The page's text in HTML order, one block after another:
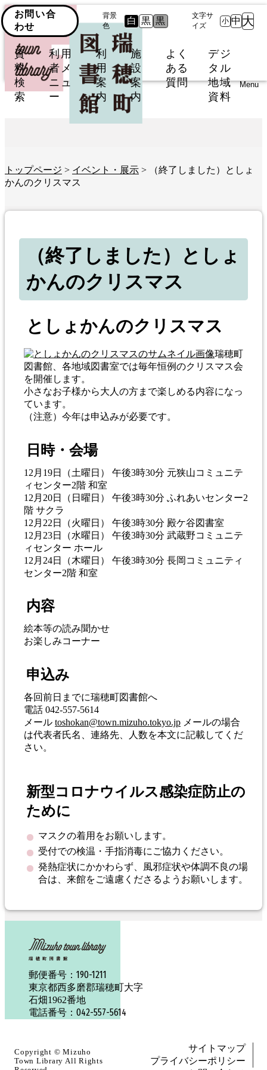
お問い合
わせ
背景
色
白 黒 黒
文字サ
イズ
小 中 大
資
料
検
索
利用
者メ
ニュ
ー
利
用
案
内
施
設
案
内
よく
ある
質問
デジ
タル
地域
資料
Menu
トップページ > イベント・展示 > （終了しました）としょ
かんのクリスマス
（終了しました）としょ
かんのクリスマス
としょかんのクリスマス
瑞穂町
図書館、各地域図書室では毎年恒例のクリスマス会
を開催します。
小さなお子様から大人の方まで楽しめる内容になっ
ています。
（注意）今年は申込みが必要です。
日時・会場
12月19日（土曜日） 午後3時30分 元狭山コミュニテ
ィセンター2階 和室
12月20日（日曜日） 午後3時30分 ふれあいセンター2
階 サクラ
12月22日（火曜日） 午後3時30分 殿ケ谷図書室
12月23日（水曜日） 午後3時30分 武蔵野コミュニテ
ィセンター ホール
12月24日（木曜日） 午後3時30分 長岡コミュニティ
センター2階 和室
内容
絵本等の読み聞かせ
お楽しみコーナー
申込み
各回前日までに瑞穂町図書館へ
電話 042-557-5614
メール toshokan@town.mizuho.tokyo.jp メールの場合
は代表者氏名、連絡先、人数を本文に記載してくだ
さい。
新型コロナウイルス感染症防止の
ために
マスクの着用をお願いします。
受付での検温・手指消毒にご協力ください。
発熱症状にかかわらず、風邪症状や体調不良の場
合は、来館をご遠慮くださるようお願いします。
郵便番号： 190-1211
東京都西多磨郡瑞穂町大字
石畑1962番地
電話番号： 042-557-5614
Copyright ©Mizuho
Town Library All Rights
サイトマップ
プライバシーポリシー